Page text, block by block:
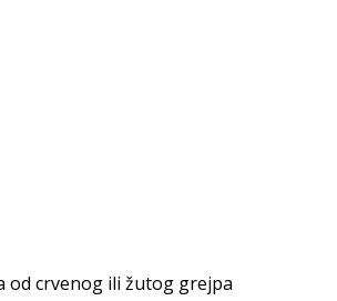
od crvenog ili žutog grejpa